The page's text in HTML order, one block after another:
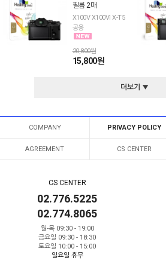
필름 2매
X100V X100VI X-T5
공용
20,800원
15,800원
더보기 ▼
COMPANY PRIVACY POLICY
AGREEMENT CS CENTER
CS CENTER
02.776.5225
02.774.8065
월-목 09:30 - 19:00
금요일 09:30 - 18:30
토요일 10:00 - 15:00
일요일 휴무